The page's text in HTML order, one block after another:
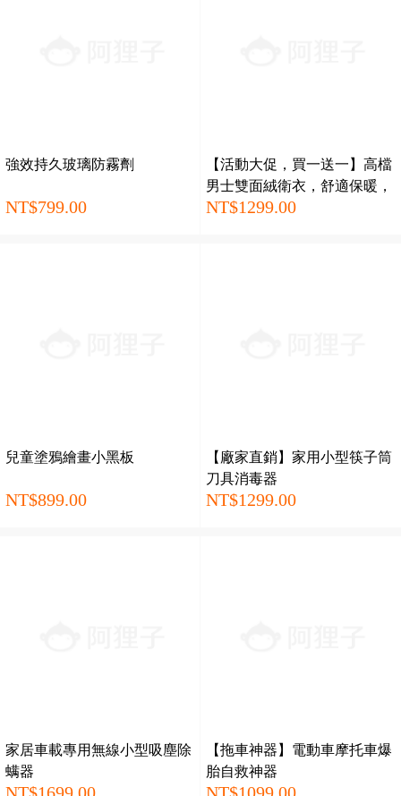
強效持久玻璃防霧劑
NT$799.00
【活動大促，買一送一】高檔
男士雙面絨衛衣，舒適保暖，
時尚有型
NT$1299.00
兒童塗鴉繪畫小黑板
NT$899.00
【廠家直銷】家用小型筷子筒
刀具消毒器
NT$1299.00
家居車載專用無線小型吸塵除
螨器
【拖車神器】電動車摩托車爆
胎自救神器